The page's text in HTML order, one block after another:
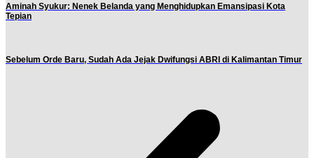
Aminah Syukur: Nenek Belanda yang Menghidupkan Emansipasi Kota
Tepian
Sebelum Orde Baru, Sudah Ada Jejak Dwifungsi ABRI di Kalimantan Timur